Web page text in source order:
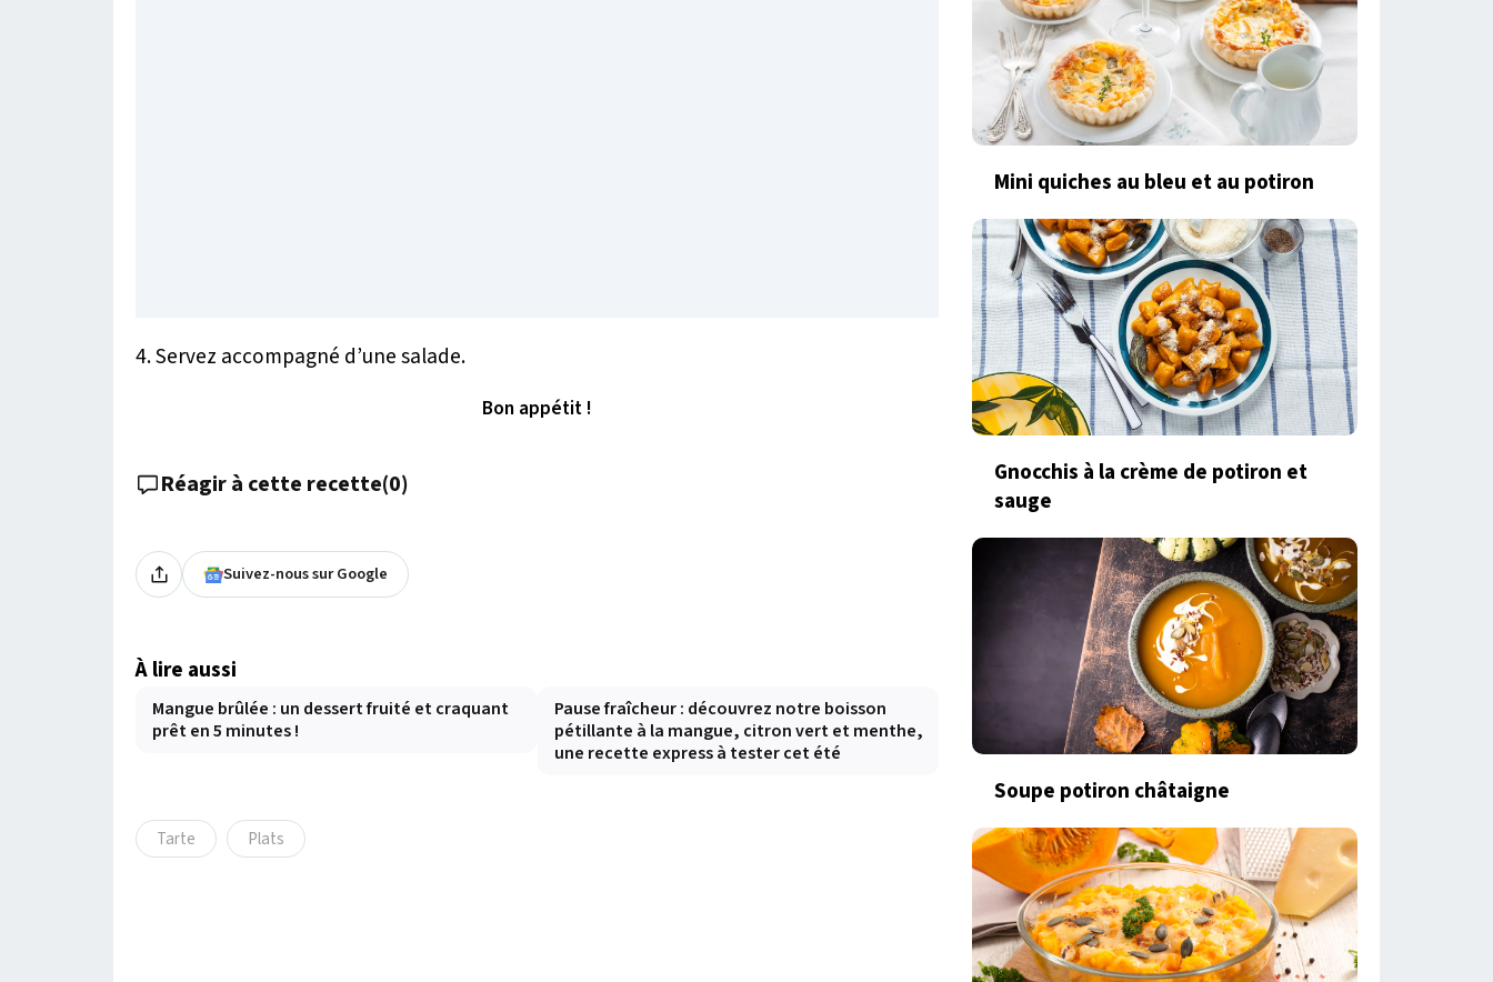
4. Servez accompagné d’une salade.
Bon appétit !
Réagir à cette recette(0)
Suivez-nous sur Google
À lire aussi
Mangue brûlée : un dessert fruité et craquant
prêt en 5 minutes !
Pause fraîcheur : découvrez notre boisson
pétillante à la mangue, citron vert et menthe,
une recette express à tester cet été
Tarte Plats
Mini quiches au bleu et au potiron
Gnocchis à la crème de potiron et
sauge
Soupe potiron châtaigne